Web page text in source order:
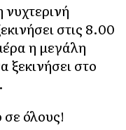
στις 8.00
η μεγάλη
στο
όλους!